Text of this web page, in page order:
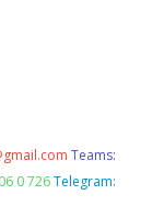
Teams:
0 726 Telegram: